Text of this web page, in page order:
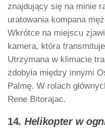
znajdujący się na minie
uratowania kompana
Wkrótce na miejscu
kamera, która
Utrzymana w klimacie
zdobyła między innymi
Palmę. W rolach
Rene Bitorajac.
14. Helikopter w